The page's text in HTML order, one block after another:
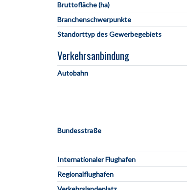
Bruttofläche (ha)
Branchenschwerpunkte
Standorttyp des Gewerbegebiets
Verkehrsanbindung
Autobahn
Bundesstraße
Internationaler Flughafen
Regionalflughafen